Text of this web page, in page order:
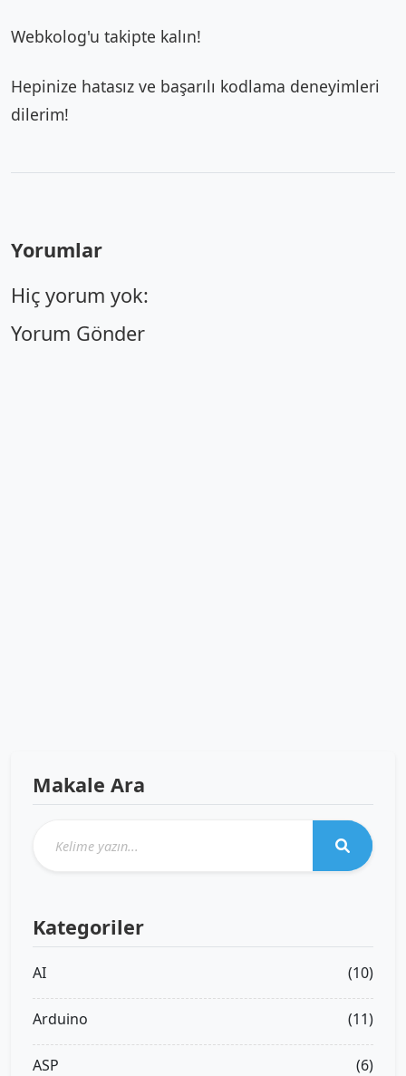
Webkolog'u takipte kalın!
Hepinize hatasız ve başarılı kodlama deneyimleri
dilerim!
Yorumlar
Hiç yorum yok:
Yorum Gönder
Makale Ara
Kategoriler
AI (10)
Arduino (11)
ASP (6)